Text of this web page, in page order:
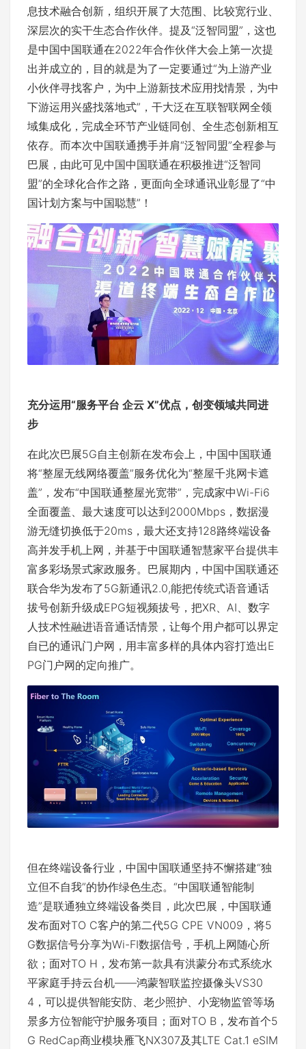
息技术融合创新，组织开展了大范围、比较宽行业、
深层次的实干生态合作伙伴。提及“泛智同盟”，这也
是中国中国联通在2022年合作伙伴大会上第一次提
出并成立的，目的就是为了一定要通过“为上游产业
小伙伴寻找客户，为中上游新技术应用找情景，为中
下游运用兴盛找落地式”，干大泛在互联智联网全领
域集成化，完成全环节产业链同创、全生态创新相互
依存。而本次中国联通携手并肩“泛智同盟”全程参与
巴展，由此可见中国中国联通在积极推进“泛智同
盟”的全球化合作之路，更面向全球通讯业彰显了“中
国计划方案与中国聪慧”！
充分运用“服务平台 企云 X”优点，创变领域共同进
步
在此次巴展5G自主创新在发布会上，中国中国联通
将“整屋无线网络覆盖”服务优化为“整屋千兆网卡遮
盖”，发布“中国联通整屋光宽带”，完成家中Wi-Fi6
全面覆盖、最大速度可以达到2000Mbps，数据漫
游无缝切换低于20ms，最大还支持128路终端设备
高并发手机上网，并基于中国联通智慧家平台提供丰
富多彩场景式家政服务。巴展期内，中国中国联通还
联合华为发布了5G新通讯2.0,能把传统式语音通话
拔号创新升级成EPG短视频拔号，把XR、AI、数字
人技术性融进语音通话情景，让每个用户都可以界定
自已的通讯门户网，用丰富多样的具体内容打造出E
PG门户网的定向推广。
但在终端设备行业，中国中国联通坚持不懈搭建“独
立但不自我”的协作绿色生态。“中国联通智能制
造”是联通独立终端设备类目，此次巴展，中国联通
发布面对TO C客户的第二代5G CPE VN009，将5
G数据信号分享为Wi-FI数据信号，手机上网随心所
欲；面对TO H，发布第一款具有洪蒙分布式系统水
平家庭手持云台机——鸿蒙智联监控摄像头VS30
4，可以提供智能安防、老少照护、小宠物监管等场
景多方位智能守护服务项目；面对TO B，发布首个5
G RedCap商业模块雁飞NX307及其LTE Cat.1 eSIM